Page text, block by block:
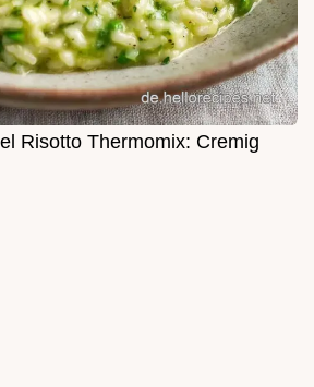
Risotto Thermomix: Cremig